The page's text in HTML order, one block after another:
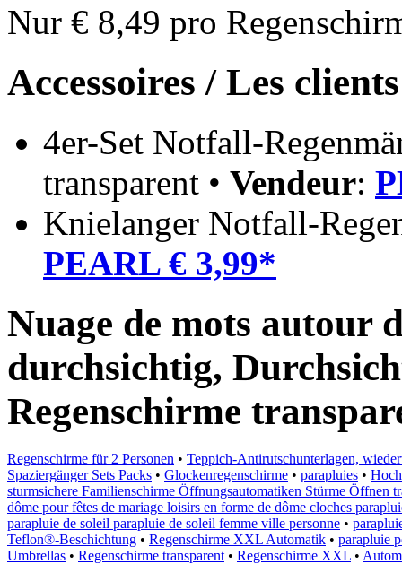
Nur € 8,49 pro
Accessoires / Les
4er-Set Notfall-
transparent • Vendeur:
Knielanger Notfall-
PEARL € 3,99*
Nuage de mots autour
durchsichtig,
Regenschirme
Regenschirme für 2 Personen • Teppich-Antirutschunterlagen,
Spaziergänger Sets Packs • Glockenregenschirme • parapluies •
sturmsichere Familienschirme Öffnungsautomatiken Stürme Öffnen
dôme pour fêtes de mariage loisirs en forme de dôme cloches
parapluie de soleil parapluie de soleil femme ville personne •
Teflon®-Beschichtung • Regenschirme XXL Automatik • parapluie
Umbrellas • Regenschirme transparent • Regenschirme XXL •